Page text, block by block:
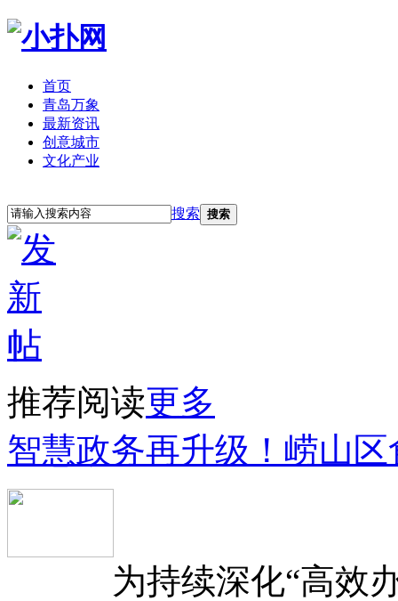
首页
青岛万象
最新资讯
创意城市
文化产业
搜索 搜索
推荐阅读更多
智慧政务再升级！崂山
为持续深化“高效办